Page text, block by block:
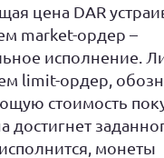
цена DAR
market-ордер –
исполнение.
limit-ордер,
стоимость
достигнет
монеты